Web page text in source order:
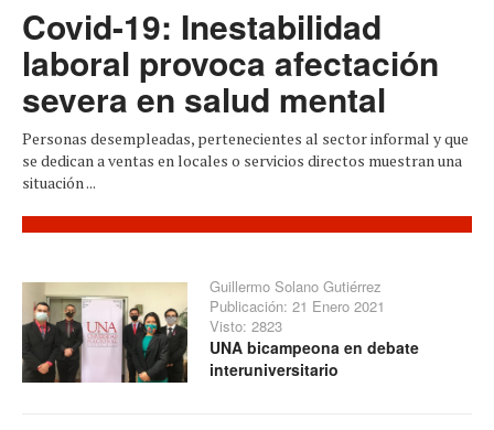
Covid-19: Inestabilidad
laboral provoca afectación
severa en salud mental
Personas desempleadas, pertenecientes al sector informal y que
se dedican a ventas en locales o servicios directos muestran una
situación ...
Guillermo Solano Gutiérrez
Publicación: 21 Enero 2021
Visto: 2823
UNA bicampeona en debate
interuniversitario